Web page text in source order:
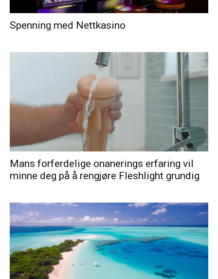
Spenning med Nettkasino
Mans forferdelige onanerings erfaring vil
minne deg på å rengjøre Fleshlight grundig